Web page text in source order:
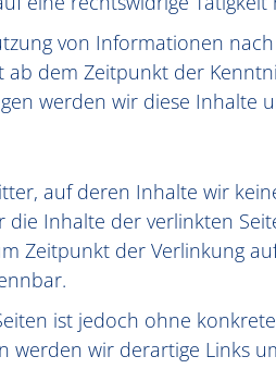
von Informationen
dem Zeitpunkt der
werden wir diese Inhalte
auf deren Inhalte wir
Inhalte der verlinkten
Zeitpunkt der Verlinkung
ist jedoch ohne
werden wir derartige Links